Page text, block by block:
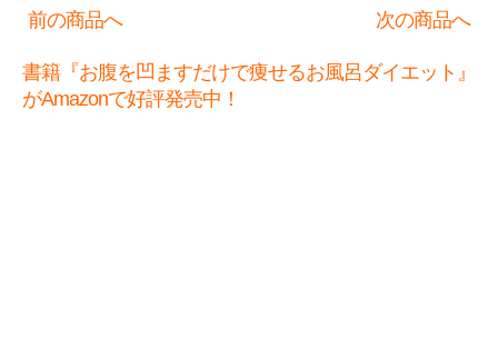
前の商品へ 次の商品へ
書籍『お腹を凹ますだけで痩せるお風呂ダイエット』
がAmazonで好評発売中！